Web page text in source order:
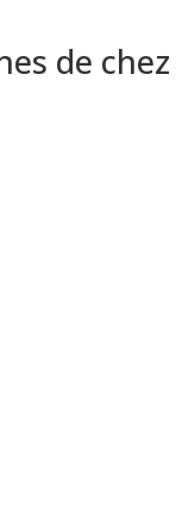
de chez